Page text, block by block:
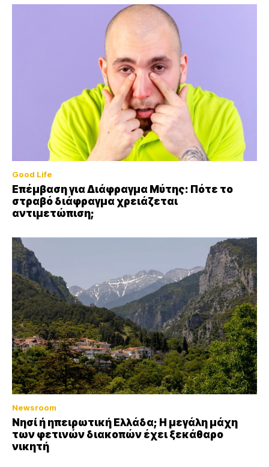
Good Life
Επέμβαση για Διάφραγμα Μύτης: Πότε το
στραβό διάφραγμα χρειάζεται
αντιμετώπιση;
Newsroom
Νησί ή ηπειρωτική Ελλάδα; Η μεγάλη μάχη
των φετινών διακοπών έχει ξεκάθαρο
νικητή